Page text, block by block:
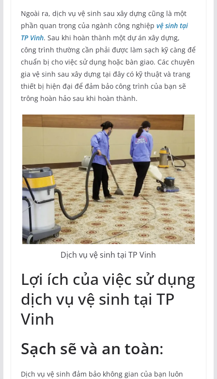
Ngoài ra, dịch vụ vệ sinh sau xây dựng cũng là một
phần quan trọng của ngành công nghiệp vệ sinh tại
TP Vinh. Sau khi hoàn thành một dự án xây dựng,
công trình thường cần phải được làm sạch kỹ càng để
chuẩn bị cho việc sử dụng hoặc bàn giao. Các chuyên
gia vệ sinh sau xây dựng tại đây có kỹ thuật và trang
thiết bị hiện đại để đảm bảo công trình của bạn sẽ
trông hoàn hảo sau khi hoàn thành.
Dịch vụ vệ sinh tại TP Vinh
Lợi ích của việc sử dụng
dịch vụ vệ sinh tại TP
Vinh
Sạch sẽ và an toàn:
Dịch vụ vệ sinh đảm bảo không gian của bạn luôn